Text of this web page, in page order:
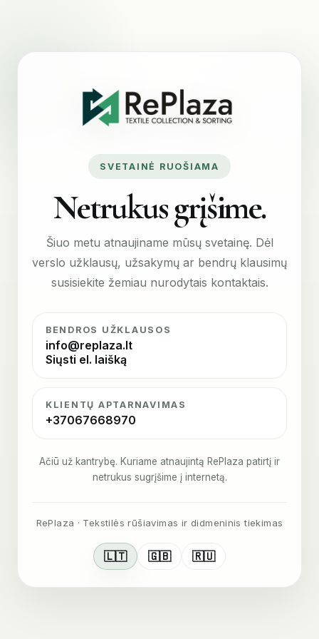
SVETAINĖ RUOŠIAMA
Netrukus grįšime.
Šiuo metu atnaujiname mūsų svetainę. Dėl
verslo užklausų, užsakymų ar bendrų klausimų
susisiekite žemiau nurodytais kontaktais.
BENDROS UŽKLAUSOS
info@replaza.lt
Siųsti el. laišką
KLIENTŲ APTARNAVIMAS
+37067668970
Ačiū už kantrybę. Kuriame atnaujintą RePlaza patirtį ir
netrukus sugrįšime į internetą.
RePlaza · Tekstilės rūšiavimas ir didmeninis tiekimas
🇱🇹 🇬🇧 🇷🇺